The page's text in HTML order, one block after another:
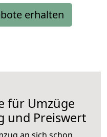
erhalten
für Umzüge
und Preiswert